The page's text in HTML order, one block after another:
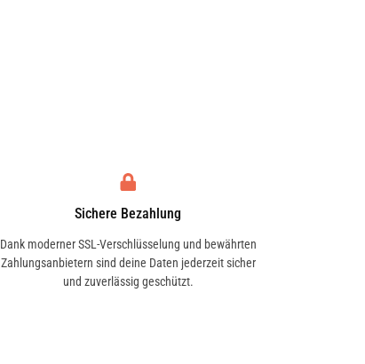
Sichere Bezahlung
Dank moderner SSL-Verschlüsselung und bewährten
Zahlungsanbietern sind deine Daten jederzeit sicher
und zuverlässig geschützt.